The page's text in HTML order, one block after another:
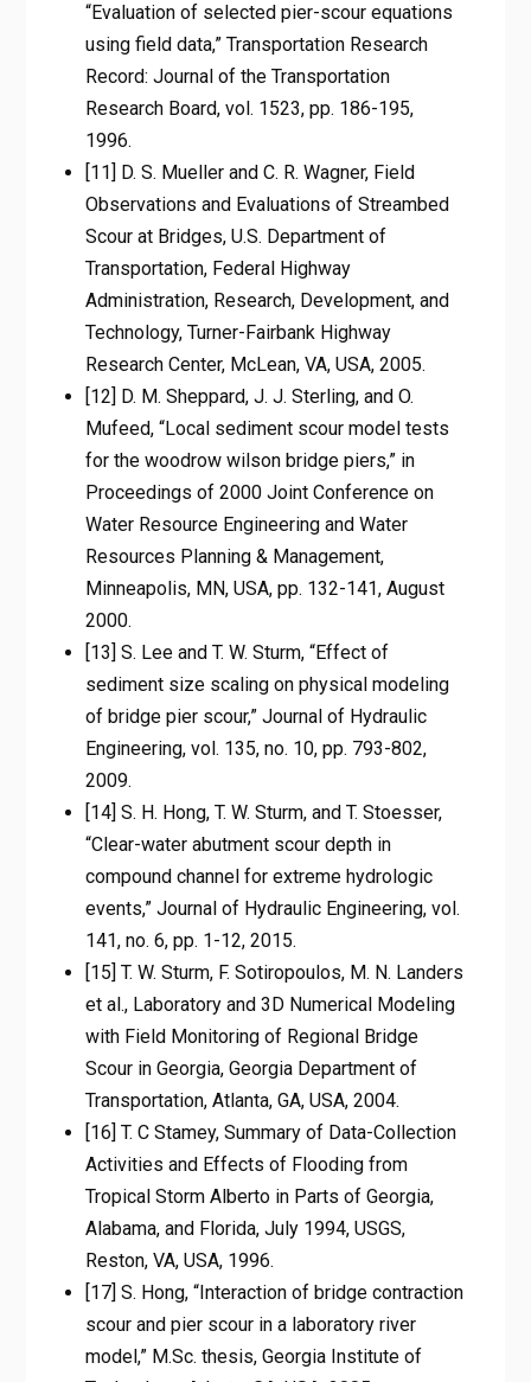
“Evaluation of selected pier-scour equations
using field data,” Transportation Research
Record: Journal of the Transportation
Research Board, vol. 1523, pp. 186-195,
1996.
[11] D. S. Mueller and C. R. Wagner, Field
Observations and Evaluations of Streambed
Scour at Bridges, U.S. Department of
Transportation, Federal Highway
Administration, Research, Development, and
Technology, Turner-Fairbank Highway
Research Center, McLean, VA, USA, 2005.
[12] D. M. Sheppard, J. J. Sterling, and O.
Mufeed, “Local sediment scour model tests
for the woodrow wilson bridge piers,” in
Proceedings of 2000 Joint Conference on
Water Resource Engineering and Water
Resources Planning & Management,
Minneapolis, MN, USA, pp. 132-141, August
2000.
[13] S. Lee and T. W. Sturm, “Effect of
sediment size scaling on physical modeling
of bridge pier scour,” Journal of Hydraulic
Engineering, vol. 135, no. 10, pp. 793-802,
2009.
[14] S. H. Hong, T. W. Sturm, and T. Stoesser,
“Clear-water abutment scour depth in
compound channel for extreme hydrologic
events,” Journal of Hydraulic Engineering, vol.
141, no. 6, pp. 1-12, 2015.
[15] T. W. Sturm, F. Sotiropoulos, M. N. Landers
et al., Laboratory and 3D Numerical Modeling
with Field Monitoring of Regional Bridge
Scour in Georgia, Georgia Department of
Transportation, Atlanta, GA, USA, 2004.
[16] T. C Stamey, Summary of Data-Collection
Activities and Effects of Flooding from
Tropical Storm Alberto in Parts of Georgia,
Alabama, and Florida, July 1994, USGS,
Reston, VA, USA, 1996.
[17] S. Hong, “Interaction of bridge contraction
scour and pier scour in a laboratory river
model,” M.Sc. thesis, Georgia Institute of